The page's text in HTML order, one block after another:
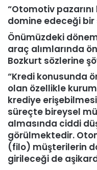
“Otomotiv
domine edeceği bir
Önümüzdeki
araç alımlarında
Bozkurt sözlerine
“Kredi konusunda
olan özellikle
krediye
süreçte bireysel
almasında ciddi
görülmektedir.
(filo) müşterilerin
girileceği de